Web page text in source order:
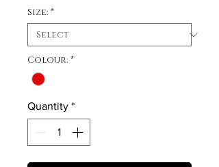
Size: *
Colour: *
Quantity *